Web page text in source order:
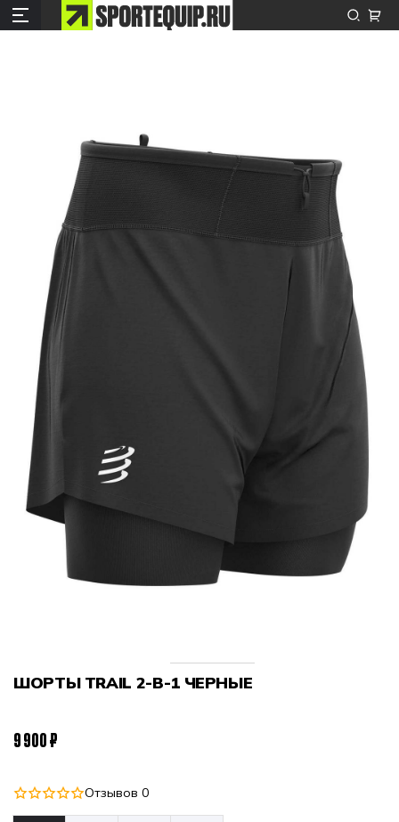
Отзывов 0
ШОРТЫ TRAIL 2-В-1 ЧЕРНЫЕ
9 900 ₽